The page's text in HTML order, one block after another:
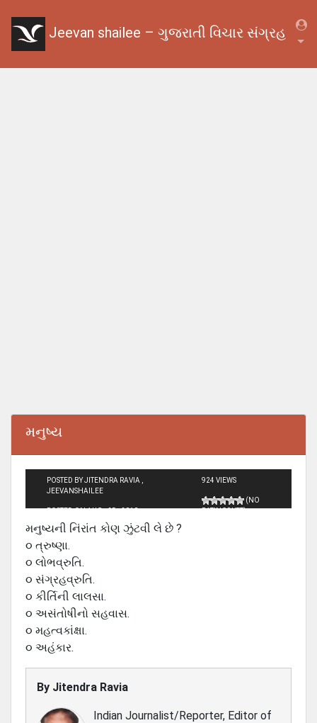
Jeevan shailee – ગુજરાતી વિચાર સંગ્રહ
મનુષ્ય
POSTED BY JITENDRA RAVIA ,
JEEVANSHAILEE
POSTED ON AUG - 25 - 2010
924 VIEWS
(NO
RATINGS YET)
મનુષ્યની નિંરાંત કોણ ઝુંટવી લે છે ?
૦ ત્રુષ્ણા.
૦ લોભવ્રુતિ.
૦ સંગ્રહવ્રુતિ.
૦ કીર્તિની લાલસા.
૦ અસંતોષીનો સહવાસ.
૦ મહત્વકાંક્ષા.
૦ અહંકાર.
By Jitendra Ravia
Indian Journalist/Reporter, Editor of